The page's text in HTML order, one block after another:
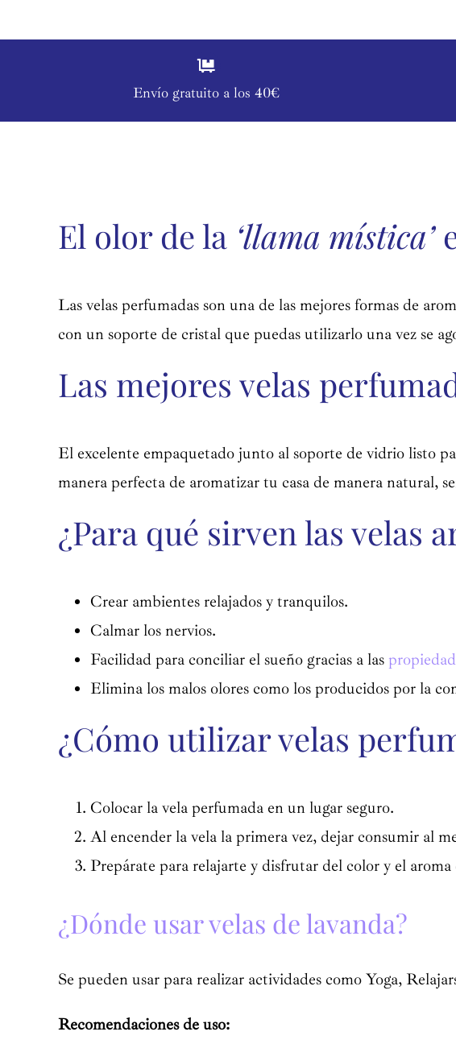
Envío gratuito a los 40€
El olor de la ‘llama mística’
Las velas perfumadas son una de las mejores formas de
con un soporte de cristal que puedas utilizarlo una vez se
Las mejores velas
El excelente empaquetado junto al soporte de vidrio listo
manera perfecta de aromatizar tu casa de manera natural,
¿Para qué sirven las velas
Crear ambientes relajados y tranquilos.
Calmar los nervios.
Facilidad para conciliar el sueño gracias a las
Elimina los malos olores como los producidos por la
¿Cómo utilizar velas
Colocar la vela perfumada en un lugar seguro.
Al encender la vela la primera vez, dejar consumir al
Prepárate para relajarte y disfrutar del color y el
¿Dónde usar velas de lavanda?
Se pueden usar para realizar actividades como Yoga,
Recomendaciones de uso: